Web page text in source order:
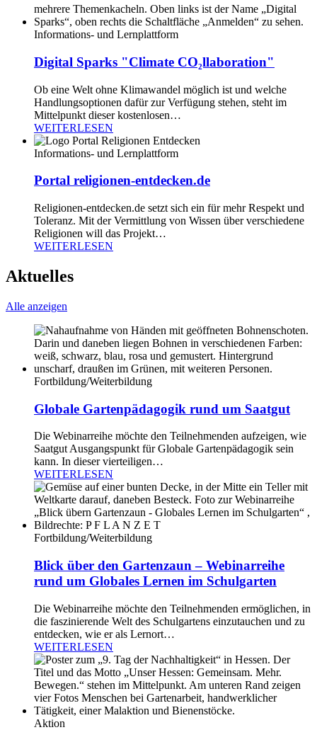
Informations- und Lernplattform
Digital Sparks "Climate CO₂llaboration"
Ob eine Welt ohne Klimawandel möglich ist und welche
Handlungsoptionen dafür zur Verfügung stehen, steht im
Mittelpunkt dieser kostenlosen…
WEITERLESEN
Informations- und Lernplattform
Portal religionen-entdecken.de
Religionen-entdecken.de setzt sich ein für mehr Respekt und
Toleranz. Mit der Vermittlung von Wissen über verschiedene
Religionen will das Projekt…
WEITERLESEN
Aktuelles
Alle anzeigen
Fortbildung/Weiterbildung
Globale Gartenpädagogik rund um Saatgut
Die Webinarreihe möchte den Teilnehmenden aufzeigen, wie
Saatgut Ausgangspunkt für Globale Gartenpädagogik sein
kann. In dieser vierteiligen…
WEITERLESEN
Fortbildung/Weiterbildung
Blick über den Gartenzaun – Webinarreihe
rund um Globales Lernen im Schulgarten
Die Webinarreihe möchte den Teilnehmenden ermöglichen, in
die faszinierende Welt des Schulgartens einzutauchen und zu
entdecken, wie er als Lernort…
WEITERLESEN
Aktion